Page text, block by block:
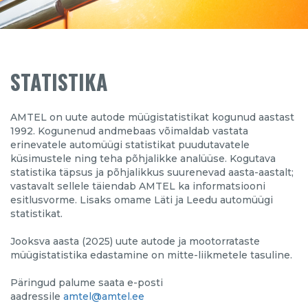
STATISTIKA
AMTEL on uute autode müügistatistikat kogunud aastast
1992. Kogunenud andmebaas võimaldab vastata
erinevatele automüügi statistikat puudutavatele
küsimustele ning teha põhjalikke analüüse. Kogutava
statistika täpsus ja põhjalikkus suurenevad aasta-aastalt;
vastavalt sellele täiendab AMTEL ka informatsiooni
esitlusvorme. Lisaks omame Läti ja Leedu automüügi
statistikat.
Jooksva aasta (2025) uute autode ja mootorrataste
müügistatistika edastamine on mitte-liikmetele tasuline.
Päringud palume saata e-posti
aadressile amtel@amtel.ee